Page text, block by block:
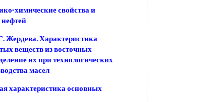
химические свойства и
Жердева. Характеристика
веществ из восточных
их при технологических
масел
характеристика основных